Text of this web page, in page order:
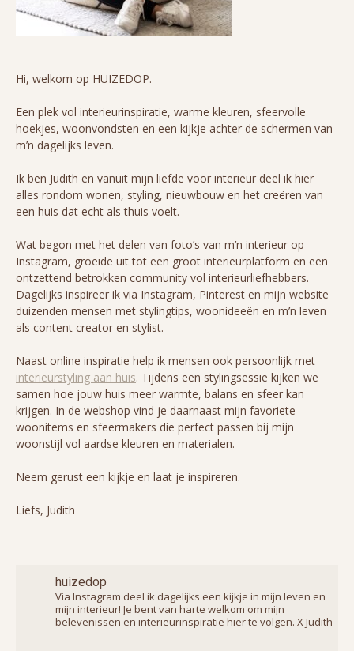
Hi, welkom op HUIZEDOP.
Een plek vol interieurinspiratie, warme kleuren, sfeervolle
hoekjes, woonvondsten en een kijkje achter de schermen van
m’n dagelijks leven.
Ik ben Judith en vanuit mijn liefde voor interieur deel ik hier
alles rondom wonen, styling, nieuwbouw en het creëren van
een huis dat echt als thuis voelt.
Wat begon met het delen van foto’s van m’n interieur op
Instagram, groeide uit tot een groot interieurplatform en een
ontzettend betrokken community vol interieurliefhebbers.
Dagelijks inspireer ik via Instagram, Pinterest en mijn website
duizenden mensen met stylingtips, woonideeën en m’n leven
als content creator en stylist.
Naast online inspiratie help ik mensen ook persoonlijk met
interieurstyling aan huis. Tijdens een stylingsessie kijken we
samen hoe jouw huis meer warmte, balans en sfeer kan
krijgen. In de webshop vind je daarnaast mijn favoriete
woonitems en sfeermakers die perfect passen bij mijn
woonstijl vol aardse kleuren en materialen.
Neem gerust een kijkje en laat je inspireren.
Liefs, Judith
huizedop
Via Instagram deel ik dagelijks een kijkje in mijn leven en
mijn interieur! Je bent van harte welkom om mijn
belevenissen en interieurinspiratie hier te volgen. X Judith